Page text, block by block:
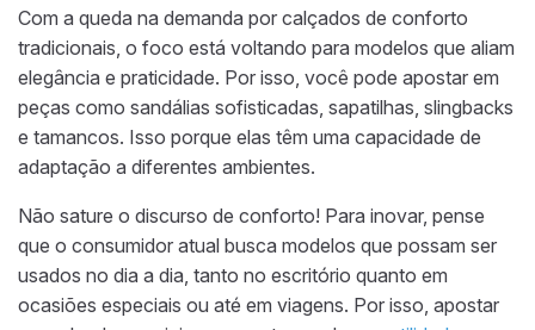
Com a queda na demanda por calçados de conforto
tradicionais, o foco está voltando para modelos que aliam
elegância e praticidade. Por isso, você pode apostar em
peças como sandálias sofisticadas, sapatilhas, slingbacks
e tamancos. Isso porque elas têm uma capacidade de
adaptação a diferentes ambientes.
Não sature o discurso de conforto! Para inovar, pense
que o consumidor atual busca modelos que possam ser
usados no dia a dia, tanto no escritório quanto em
ocasiões especiais ou até em viagens. Por isso, apostar